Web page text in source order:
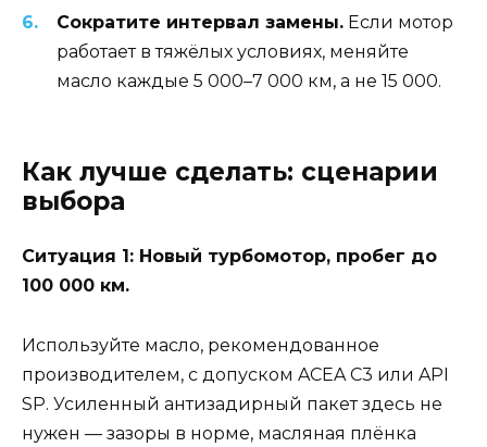
Сократите интервал замены. Если мотор
работает в тяжёлых условиях, меняйте
масло каждые 5 000–7 000 км, а не 15 000.
Как лучше сделать: сценарии
выбора
Ситуация 1: Новый турбомотор, пробег до
100 000 км.
Используйте масло, рекомендованное
производителем, с допуском ACEA C3 или API
SP. Усиленный антизадирный пакет здесь не
нужен — зазоры в норме, масляная плёнка